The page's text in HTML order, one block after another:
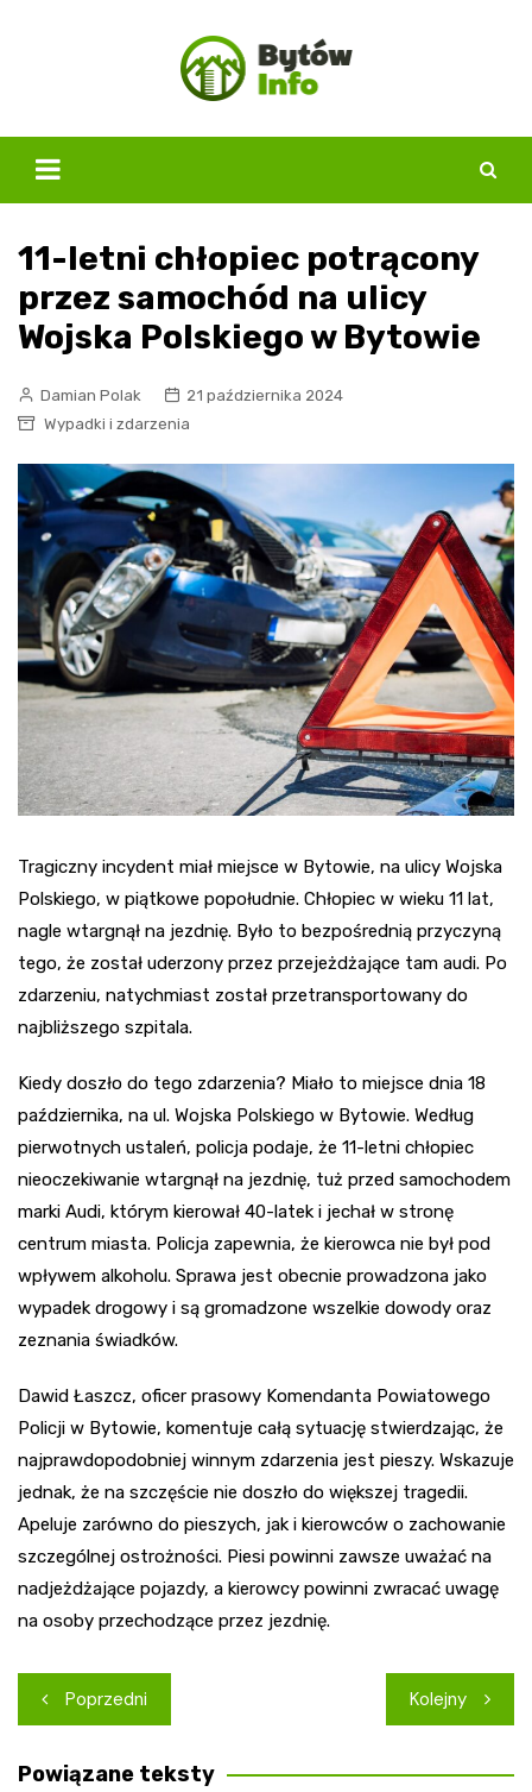
11-letni chłopiec potrącony
przez samochód na ulicy
Wojska Polskiego w Bytowie
Damian Polak
21 października 2024
Wypadki i zdarzenia
Tragiczny incydent miał miejsce w Bytowie, na ulicy Wojska
Polskiego, w piątkowe popołudnie. Chłopiec w wieku 11 lat,
nagle wtargnął na jezdnię. Było to bezpośrednią przyczyną
tego, że został uderzony przez przejeżdżające tam audi. Po
zdarzeniu, natychmiast został przetransportowany do
najbliższego szpitala.
Kiedy doszło do tego zdarzenia? Miało to miejsce dnia 18
października, na ul. Wojska Polskiego w Bytowie. Według
pierwotnych ustaleń, policja podaje, że 11-letni chłopiec
nieoczekiwanie wtargnął na jezdnię, tuż przed samochodem
marki Audi, którym kierował 40-latek i jechał w stronę
centrum miasta. Policja zapewnia, że kierowca nie był pod
wpływem alkoholu. Sprawa jest obecnie prowadzona jako
wypadek drogowy i są gromadzone wszelkie dowody oraz
zeznania świadków.
Dawid Łaszcz, oficer prasowy Komendanta Powiatowego
Policji w Bytowie, komentuje całą sytuację stwierdzając, że
najprawdopodobniej winnym zdarzenia jest pieszy. Wskazuje
jednak, że na szczęście nie doszło do większej tragedii.
Apeluje zarówno do pieszych, jak i kierowców o zachowanie
szczególnej ostrożności. Piesi powinni zawsze uważać na
nadjeżdżające pojazdy, a kierowcy powinni zwracać uwagę
na osoby przechodzące przez jezdnię.
Nawigacja
wpisu
Poprzedni Kolejny
Powiązane teksty